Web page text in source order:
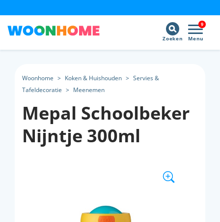
9
Menu
Zoeken
Woonhome > Koken & Huishouden > Servies &
Tafeldecoratie > Meenemen
Mepal Schoolbeker
Nijntje 300ml